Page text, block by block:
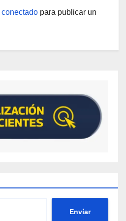
conectado para publicar un
Envíar